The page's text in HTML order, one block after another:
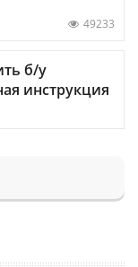
49233
б/у
инструкция